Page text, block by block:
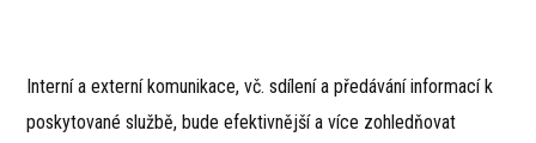
Interní a externí komunikace, vč. sdílení a předávání informací k
poskytované službě, bude efektivnější a více zohledňovat